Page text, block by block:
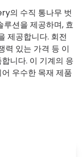
의 수직 통나무 벗
션을 제공하며, 효
제공합니다. 회전
력 있는 가격 등 이
니다. 이 기계의 응
우수한 목재 제품